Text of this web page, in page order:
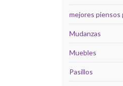
mejores piensos
Mudanzas
Muebles
Pasillos